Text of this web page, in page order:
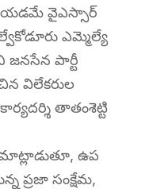
వైఎస్సార్
ఎమ్మెల్యే
జనసేన పార్టీ
విలేకరుల
తాతంశెట్టి
మాట్లాడుతూ, ఉప
ప్రజా సంక్షేమ,